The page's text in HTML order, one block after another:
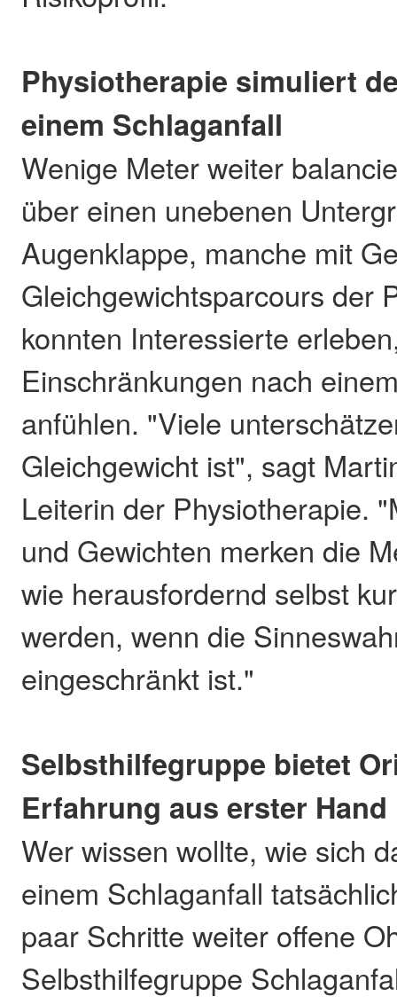
Physiotherapie simuliert
einem Schlaganfall
Wenige Meter weiter
über einen unebenen
Augenklappe, manche mit
Gleichgewichtsparcours der
konnten Interessierte
Einschränkungen nach
anfühlen. "Viele
Gleichgewicht ist", sagt
Leiterin der Physiotherapie.
und Gewichten merken die
wie herausfordernd selbst
werden, wenn die
eingeschränkt ist."
Selbsthilfegruppe bietet
Erfahrung aus erster Hand
Wer wissen wollte, wie sich
einem Schlaganfall
paar Schritte weiter offene
Selbsthilfegruppe